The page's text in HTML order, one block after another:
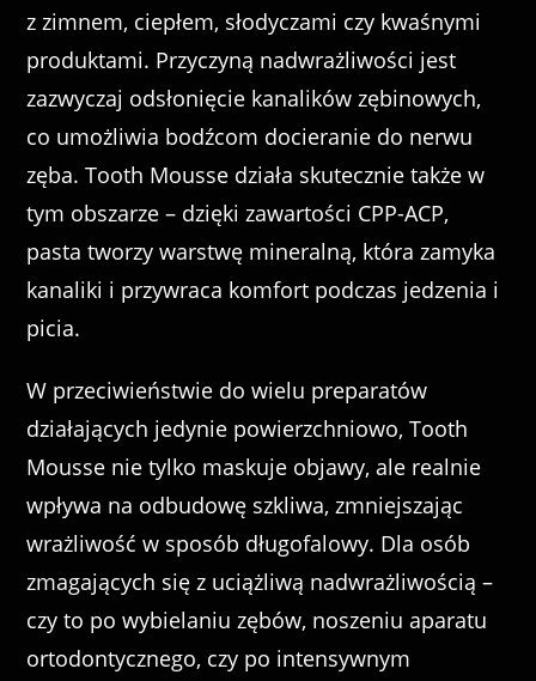
z zimnem, ciepłem, słodyczami czy kwaśnymi
produktami. Przyczyną nadwrażliwości jest
zazwyczaj odsłonięcie kanalików zębinowych,
co umożliwia bodźcom docieranie do nerwu
zęba. Tooth Mousse działa skutecznie także w
tym obszarze – dzięki zawartości CPP-ACP,
pasta tworzy warstwę mineralną, która zamyka
kanaliki i przywraca komfort podczas jedzenia i
picia.
W przeciwieństwie do wielu preparatów
działających jedynie powierzchniowo, Tooth
Mousse nie tylko maskuje objawy, ale realnie
wpływa na odbudowę szkliwa, zmniejszając
wrażliwość w sposób długofalowy. Dla osób
zmagających się z uciążliwą nadwrażliwością –
czy to po wybielaniu zębów, noszeniu aparatu
ortodontycznego, czy po intensywnym